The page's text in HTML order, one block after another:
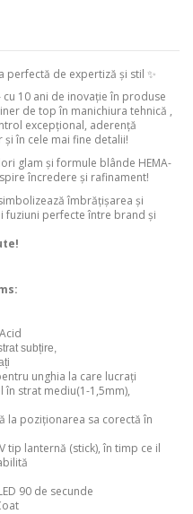
perfectă de expertiză și stil ✨
10 ani de inovație în produse
de top în manichiura tehnică ,
excepțional, aderență
în cele mai fine detalii!
glam și formule blânde HEMA-
încredere și rafinament!
îmbrățișarea și
fuziuni perfecte între brand și
:
subțire,
unghia la care lucrați
strat mediu(1-1,5mm),
la poziționarea sa corectă în
lanternă (stick), în timp ce il
90 de secunde